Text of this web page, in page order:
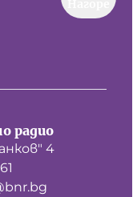
радио
4